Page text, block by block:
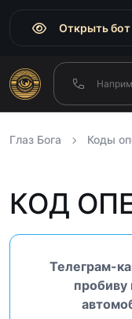
Открыть бот
Глаз Бога Коды
КОД
Телеграм-